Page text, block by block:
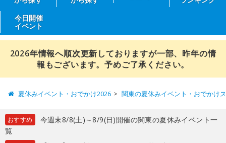
今日開催
イベント
2026年情報へ順次更新しておりますが一部、昨年の情
報もございます。予めご了承ください。
夏休みイベント・おでかけ2026 関東の夏休みイベント・おでかけ
おすすめ
今週末8/8(土)～8/9(日)開催の関東の夏休みイベント一
覧